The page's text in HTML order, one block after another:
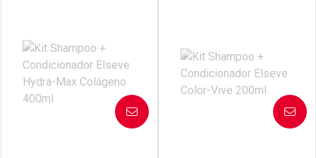
Laboratório
Por Menos Laboratório
Por Menos
AVISE-ME AVISE-ME